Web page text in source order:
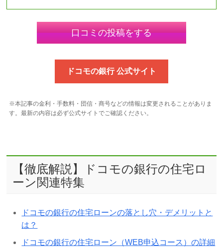
口コミの投稿をする
ドコモの銀行 公式サイト
※本記事の金利・手数料・団信・商号などの情報は変更されることがありま
す。最新の内容は必ず公式サイトでご確認ください。
【徹底解説】ドコモの銀行の住宅ロ
ーン関連特集
ドコモの銀行の住宅ローンの落とし穴・デメリットと
は？
ドコモの銀行の住宅ローン（WEB申込コース）の詳細